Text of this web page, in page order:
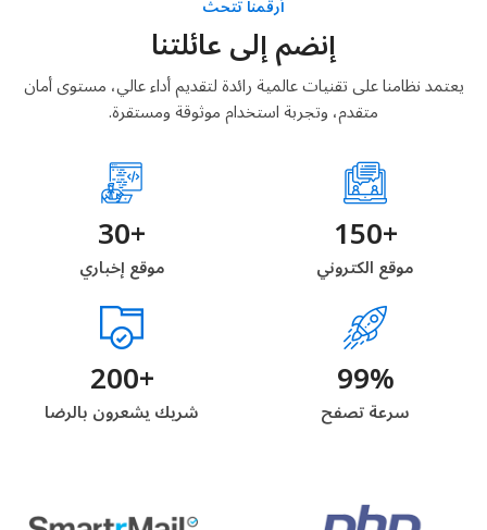
أرقمنا تتحث
إنضم إلى عائلتنا
يعتمد نظامنا على تقنيات عالمية رائدة لتقديم أداء عالي، مستوى أمان
متقدم، وتجربة استخدام موثوقة ومستقرة.
30+
موقع إخباري
150+
موقع الكتروني
200+
شريك يشعرون بالرضا
99%
سرعة تصفح